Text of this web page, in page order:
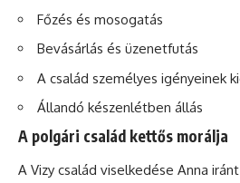
Főzés és mosogatás
Bevásárlás és üzenetfutás
A család személyes igényeinek
Állandó készenlétben állás
A polgári család kettős morálja
A Vizy család viselkedése Anna